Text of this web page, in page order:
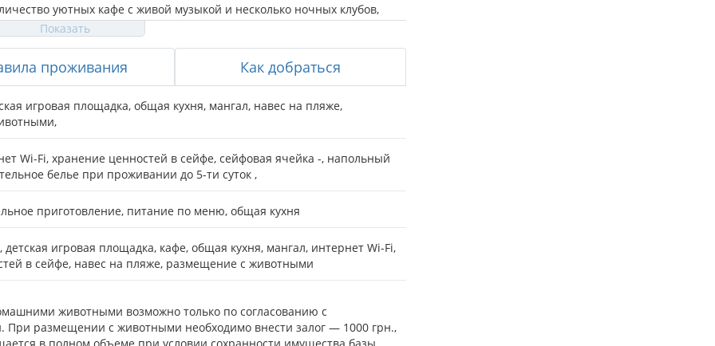
уютных кафе с живой музыкой и несколько ночных клубов,
суток. Для желающих открыть для себя что-нибудь новое
пройти курсы виндсерфинга и кайтинга. Также поклонникам
уютные домики, в каждом из которых имеется от 4 до 6 номеров
веранду, где вы найдете столы и стулья для комфортного
номере имеется вся необходимая для комфортного отдыха
белья.
5-ти суток – 30 грн в сутки.
пищи вы сможете воспользоваться услугами
и на близлежащем рынке.
Показать
проживания Как добраться
игровая площадка, общая кухня, мангал, навес на пляже,
,
Wi-Fi, хранение ценностей в сейфе, сейфовая ячейка -, напольный
белье при проживании до 5-ти суток ,
приготовление, питание по меню, общая кухня
детская игровая площадка, кафе, общая кухня, мангал, интернет Wi-Fi,
в сейфе, навес на пляже, размещение с животными
животными возможно только по согласованию с
При размещении с животными необходимо внести залог — 1000 грн.,